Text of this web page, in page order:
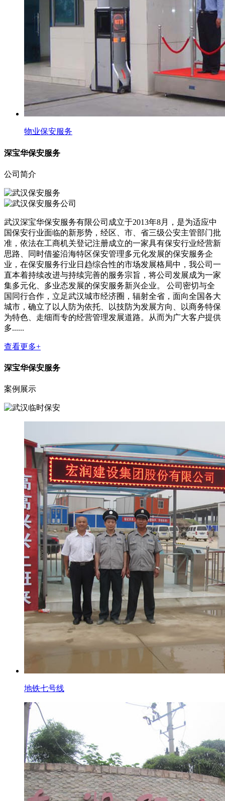
物业保安服务
深宝华保安服务
公司简介
武汉深宝华保安服务有限公司成立于2013年8月，是为适应中
国保安行业面临的新形势，经区、市、省三级公安主管部门批
准，依法在工商机关登记注册成立的一家具有保安行业经营新
思路、同时借鉴沿海特区保安管理多元化发展的保安服务企
业，在保安服务行业日趋综合性的市场发展格局中，我公司一
直本着持续改进与持续完善的服务宗旨，将公司发展成为一家
集多元化、多业态发展的保安服务新兴企业。 公司密切与全
国同行合作，立足武汉城市经济圈，辐射全省，面向全国各大
城市，确立了以人防为依托、以技防为发展方向、以商务特保
为特色、走细而专的经营管理发展道路。从而为广大客户提供
多......
查看更多+
深宝华保安服务
案例展示
地铁七号线